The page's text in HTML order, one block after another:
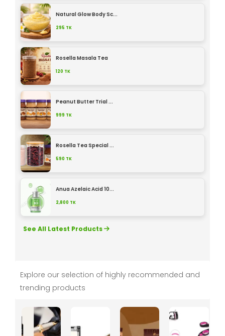
Natural Glow Body Sc...
295 TK
Rosella Masala Tea
120 TK
Peanut Butter Trial ...
999 TK
Rosella Tea Special ...
590 TK
Anua Azelaic Acid 10...
2,800 TK
See All Latest Products
Explore our selection of highly recommended and
trending products